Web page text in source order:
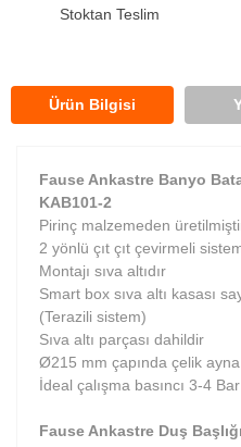
Stoktan Teslim
Ürün Bilgisi
Fause Ankastre Banyo
KAB101-2
Pirinç malzemeden
2 yönlü çıt çıt çevirmeli
Montajı sıva altıdır
Smart box sıva altı kasası
(Terazili sistem)
Sıva altı parçası dahildir
Ø215 mm çapında çelik
İdeal çalışma basıncı 3-4 Bar
Fause Ankastre Duş